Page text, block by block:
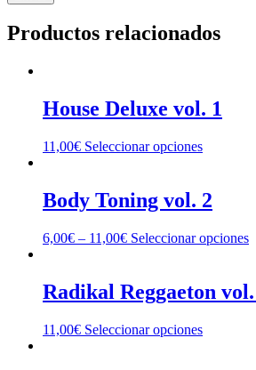
Productos relacionados
House Deluxe vol. 1
11,00€ Seleccionar opciones
Body Toning vol. 2
6,00€ – 11,00€ Seleccionar opciones
Radikal Reggaeton vol.
11,00€ Seleccionar opciones